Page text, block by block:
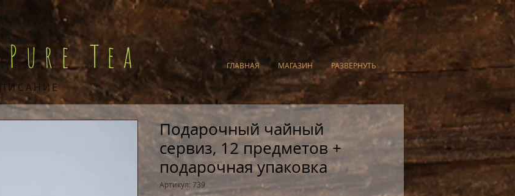
Подарочный чайный
сервиз, 12 предметов +
подарочная упаковка
Артикул: 739
Tea ГЛАВНАЯ МАГАЗИН РАЗВЕРНУТЬ